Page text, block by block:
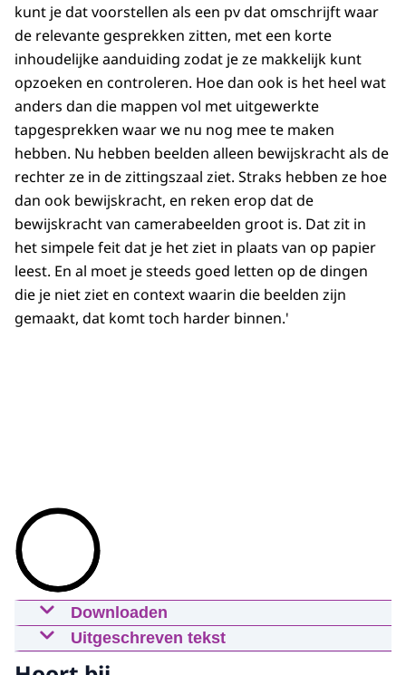
kunt je dat voorstellen als een pv dat omschrijft waar
de relevante gesprekken zitten, met een korte
inhoudelijke aanduiding zodat je ze makkelijk kunt
opzoeken en controleren. Hoe dan ook is het heel wat
anders dan die mappen vol met uitgewerkte
tapgesprekken waar we nu nog mee te maken
hebben. Nu hebben beelden alleen bewijskracht als de
rechter ze in de zittingszaal ziet. Straks hebben ze hoe
dan ook bewijskracht, en reken erop dat de
bewijskracht van camerabeelden groot is. Dat zit in
het simpele feit dat je het ziet in plaats van op papier
leest. En al moet je steeds goed letten op de dingen
die je niet ziet en context waarin die beelden zijn
gemaakt, dat komt toch harder binnen.'
Downloaden
Gerrit van der Burg over het nieuwe
Wetboek van Strafvordering.
Uitgeschreven tekst
Er zijn verschillende soorten van